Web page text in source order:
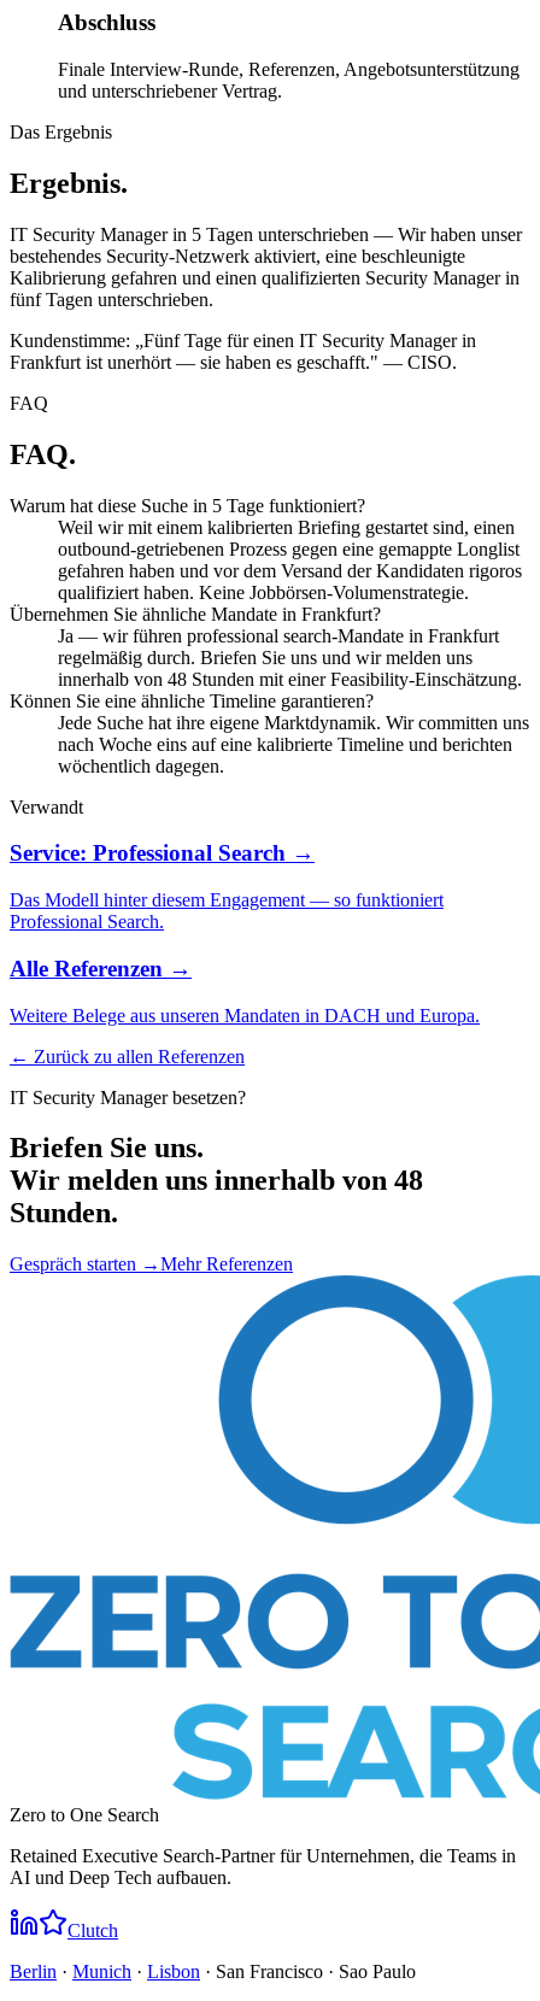
Abschluss
Finale Interview-Runde, Referenzen, Angebotsunterstützung
und unterschriebener Vertrag.
Das Ergebnis
Ergebnis.
IT Security Manager in 5 Tagen unterschrieben — Wir haben unser
bestehendes Security-Netzwerk aktiviert, eine beschleunigte
Kalibrierung gefahren und einen qualifizierten Security Manager in
fünf Tagen unterschrieben.
Kundenstimme: „Fünf Tage für einen IT Security Manager in
Frankfurt ist unerhört — sie haben es geschafft." — CISO.
FAQ
FAQ.
Warum hat diese Suche in 5 Tage funktioniert?
Weil wir mit einem kalibrierten Briefing gestartet sind, einen
outbound-getriebenen Prozess gegen eine gemappte Longlist
gefahren haben und vor dem Versand der Kandidaten rigoros
qualifiziert haben. Keine Jobbörsen-Volumenstrategie.
Übernehmen Sie ähnliche Mandate in Frankfurt?
Ja — wir führen professional search-Mandate in Frankfurt
regelmäßig durch. Briefen Sie uns und wir melden uns
innerhalb von 48 Stunden mit einer Feasibility-Einschätzung.
Können Sie eine ähnliche Timeline garantieren?
Jede Suche hat ihre eigene Marktdynamik. Wir committen uns
nach Woche eins auf eine kalibrierte Timeline und berichten
wöchentlich dagegen.
Verwandt
Service: Professional Search →
Das Modell hinter diesem Engagement — so funktioniert
Professional Search.
Alle Referenzen →
Weitere Belege aus unseren Mandaten in DACH und Europa.
← Zurück zu allen Referenzen
IT Security Manager besetzen?
Briefen Sie uns.
Wir melden uns innerhalb von 48
Stunden.
Gespräch starten →Mehr Referenzen
Zero to One Search
Retained Executive Search-Partner für Unternehmen, die Teams in
AI und Deep Tech aufbauen.
Clutch
Berlin · Munich · Lisbon · San Francisco · Sao Paulo